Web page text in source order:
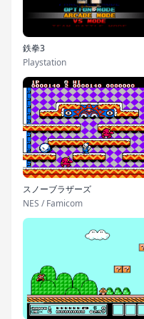
鉄拳3
Playstation
スノーブラザーズ
NES / Famicom